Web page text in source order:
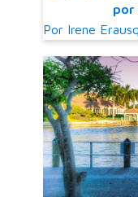
por
Por Irene